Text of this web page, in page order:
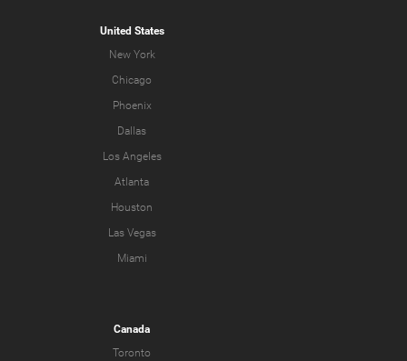
United States
New York
Chicago
Phoenix
Dallas
Los Angeles
Atlanta
Houston
Las Vegas
Miami
Canada
Toronto